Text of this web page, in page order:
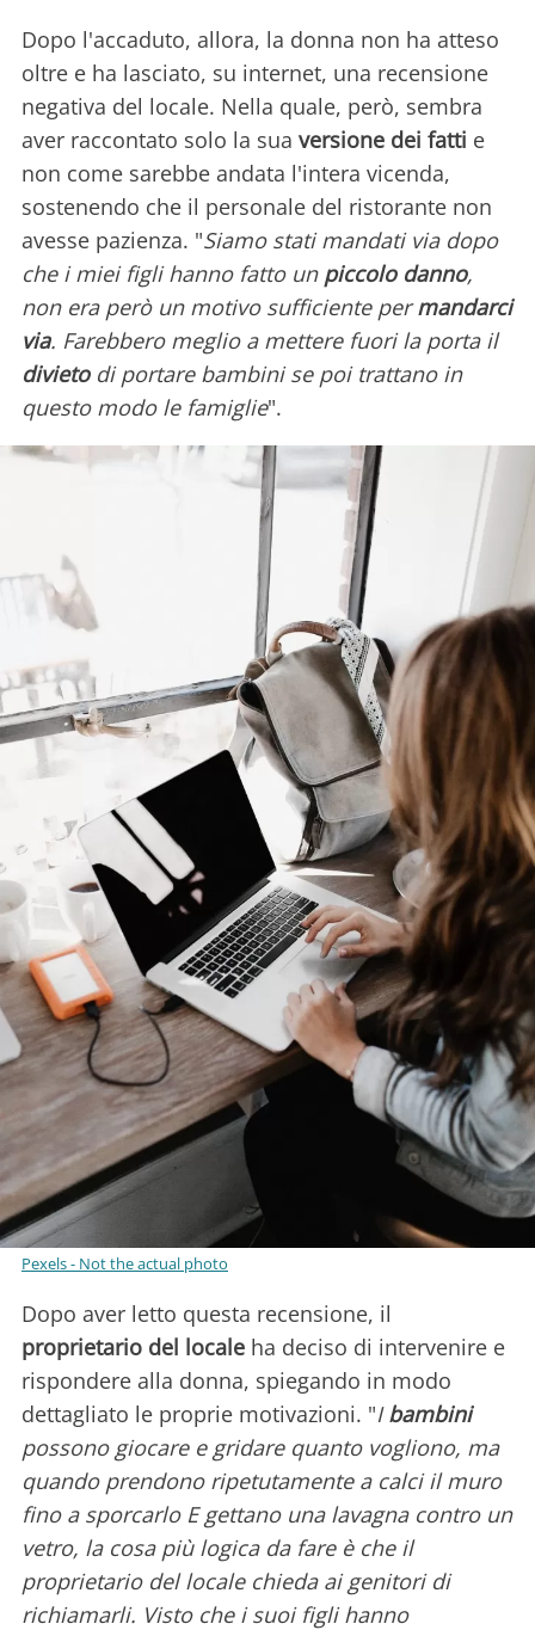
Dopo l'accaduto, allora, la donna non ha atteso
oltre e ha lasciato, su internet, una recensione
negativa del locale. Nella quale, però, sembra
aver raccontato solo la sua versione dei fatti e
non come sarebbe andata l'intera vicenda,
sostenendo che il personale del ristorante non
avesse pazienza. "Siamo stati mandati via dopo
che i miei figli hanno fatto unpiccolo danno,
non era però un motivo sufficiente permandarci
via. Farebbero meglio a mettere fuori la porta il
divietodi portare bambini se poi trattano in
questo modo le famiglie".
Pexels - Not the actual photo
Dopo aver letto questa recensione, il
proprietario del locale ha deciso di intervenire e
rispondere alla donna, spiegando in modo
dettagliato le proprie motivazioni. "Ibambini
possono giocare e gridare quanto vogliono, ma
quando prendono ripetutamente a calci il muro
fino a sporcarlo E gettano una lavagna contro un
vetro, la cosa più logica da fare è che il
proprietario del locale chieda ai genitori di
richiamarli. Visto che i suoi figli hanno